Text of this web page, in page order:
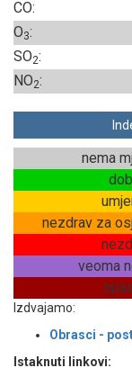
CO:
O3:
SO2:
NO2:
nema
nezdrav za
veoma
Izdvajamo:
Obrasci -
Istaknuti linkovi: